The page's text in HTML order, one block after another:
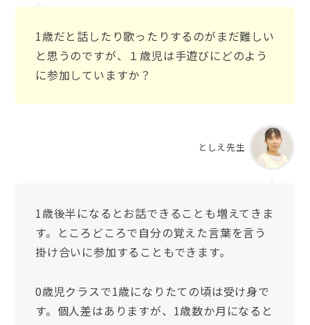
1歳だと話したり歌ったりするのがまだ難しい
と思うのですが、１歳児は手遊びにどのよう
に参加していますか？
としえ先生
1歳後半になるとお話できることも増えてきま
す。ところどころで自分の覚えた言葉を言う
掛け合いに参加することもできます。
0歳児クラスで1歳になりたての頃は受け身で
す。個人差はありますが、1歳数か月になると